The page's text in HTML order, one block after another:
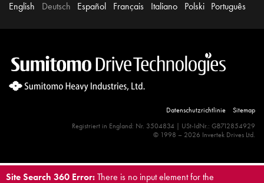
English Deutsch Español Français Italiano Polski Português
Datenschutzrichtlinie
Sitemap
Registriert in England: Nr. 3504834 | USt-IdNr.: GB712854929
© 1998 – 2026 Invertek Drives Ltd.
Site Search 360 Error:There is no input element for the